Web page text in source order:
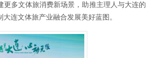
更多文体旅消费新场景，助推主理人与大连的
连文体旅产业融合发展美好蓝图。